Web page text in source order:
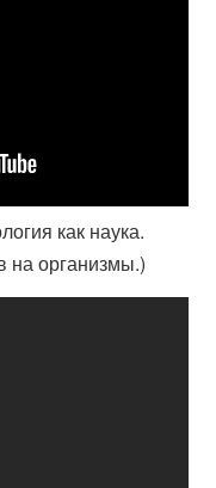
как наука.
на организмы.)